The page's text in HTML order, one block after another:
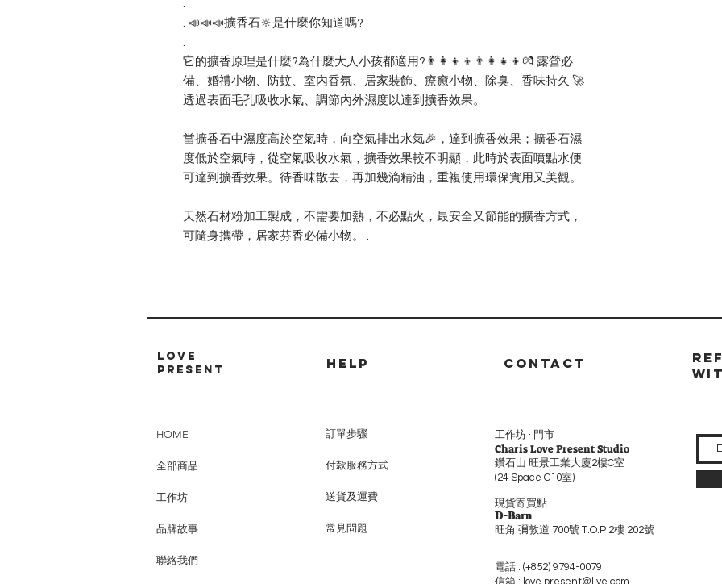
. 📣📣📣擴香石🔆是什麼你知道嗎?
它的擴香原理是什麼?為什麼大人小孩都適用?👨‍👩‍👦‍👦👨‍👩‍👧‍👦💏 露營必
備、婚禮小物、防蚊、室內香氛、居家裝飾、療癒小物、除臭、香味持久 🚀
透過表面毛孔吸收水氣、調節內外濕度以達到擴香效果。
當擴香石中濕度高於空氣時，向空氣排出水氣🎉，達到擴香效果；擴香石濕
度低於空氣時，從空氣吸收水氣，擴香效果較不明顯，此時於表面噴點水便
可達到擴香效果。待香味散去，再加幾滴精油，重複使用環保實用又美觀。
天然石材粉加工製成，不需要加熱，不必點火，最安全又節能的擴香方式，
可隨身攜帶，居家芬香必備小物。 .
LOVE
PRESENT
HOME
全部商品
工作坊
品牌故事
聯絡我們
HELP
訂單步驟
付款服務方式
送貨及運費
常見問題
CONTACT
工作坊 · 門市
Charis Love Present Studio
鑽石山 旺景工業大廈2樓C室
(24 Space C10室)
現貨寄買點
𝐃-𝐁𝐚𝐫𝐧
旺角 彌敦道 700號 T.O.P 2樓 202號
電話 : (+852) 9794-0079
信箱 : love.present@live.com